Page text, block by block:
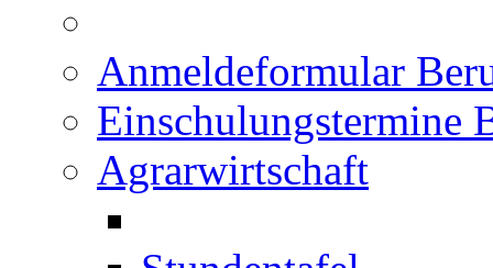
Anmeldeformular
Einschulungstermine
Agrarwirtschaft